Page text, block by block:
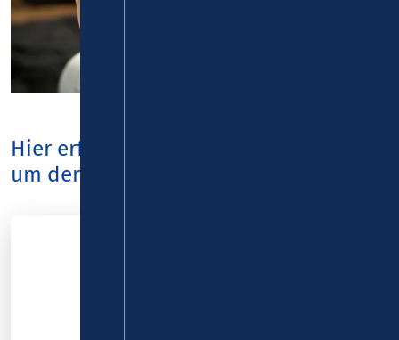
Hier erfahren Sie alle Neuigkeiten rund
um den VRM.